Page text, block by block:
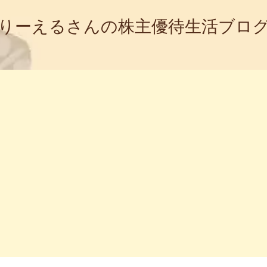
ーえるさんの株主優待生活ブロ